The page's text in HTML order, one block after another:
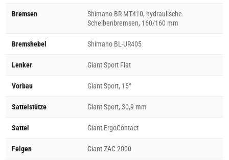
Bremsen
Shimano BR-MT410, hydraulische
Scheibenbremsen, 160/160 mm
Bremshebel Shimano BL-UR405
Lenker Giant Sport Flat
Vorbau Giant Sport, 15°
Sattelstütze Giant Sport, 30,9 mm
Sattel Giant ErgoContact
Felgen Giant ZAC 2000